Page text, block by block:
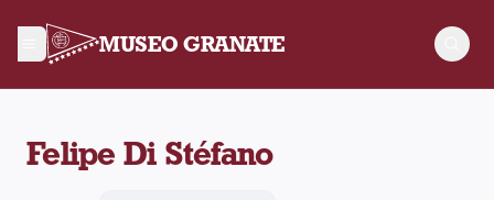
MUSEO GRANATE
Felipe Di Stéfano